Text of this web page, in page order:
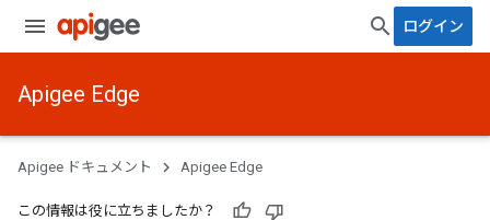
ログイン
Apigee Edge
Apigee ドキュメント Apigee Edge
この情報は役に立ちましたか？